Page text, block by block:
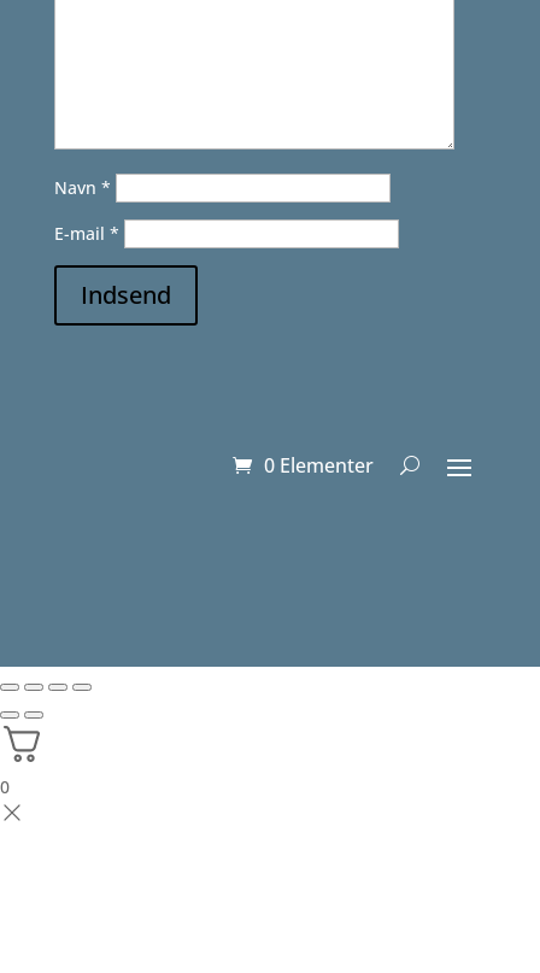
Navn *
E-mail *
Indsend
0 Elementer
0